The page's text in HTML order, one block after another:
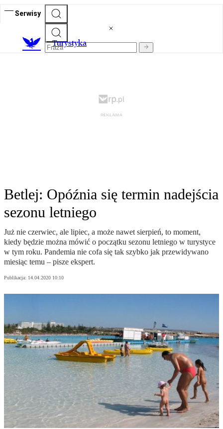
Serwisy
Turystyka
Betlej: Opóźnia się termin nadejścia
sezonu letniego
Już nie czerwiec, ale lipiec, a może nawet sierpień, to moment,
kiedy będzie można mówić o początku sezonu letniego w turystyce
w tym roku. Pandemia nie cofa się tak szybko jak przewidywano
miesiąc temu – pisze ekspert.
Publikacja: 14.04.2020 10:10